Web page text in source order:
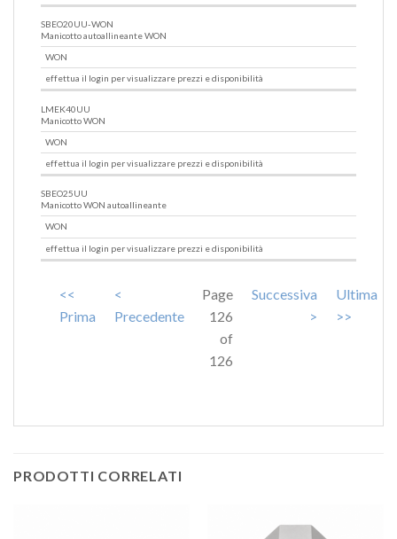
SBEO20UU-WON
Manicotto autoallineante WON
WON
effettua il login per visualizzare prezzi e disponibilità
LMEK40UU
Manicotto WON
WON
effettua il login per visualizzare prezzi e disponibilità
SBEO25UU
Manicotto WON autoallineante
WON
effettua il login per visualizzare prezzi e disponibilità
<<
Prima
<
Precedente
Page
126
of
126
Successiva
>
Ultima
>>
PRODOTTI CORRELATI